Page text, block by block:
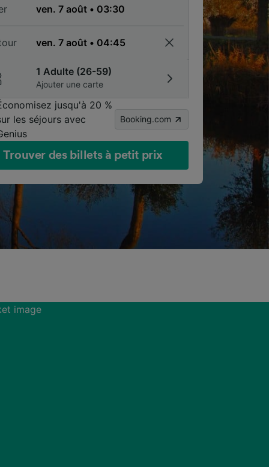
1 Adulte (26-59)
Ajouter une carte
jusqu'à 20 %
les séjours avec
Booking.com
Trouver des billets à petit prix